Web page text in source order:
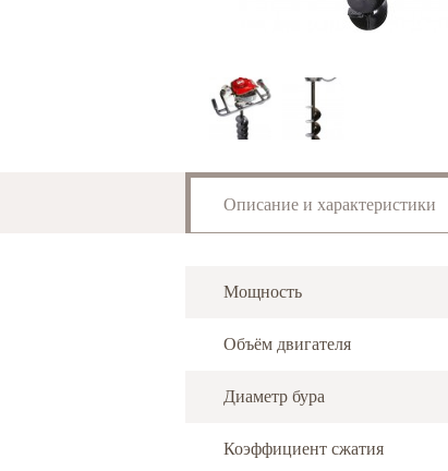
Описание и характеристики
Мощность
Объём двигателя
Диаметр бура
Коэффициент сжатия